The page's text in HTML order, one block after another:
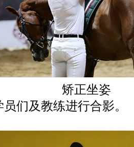
矫正坐姿
们及教练进行合影。